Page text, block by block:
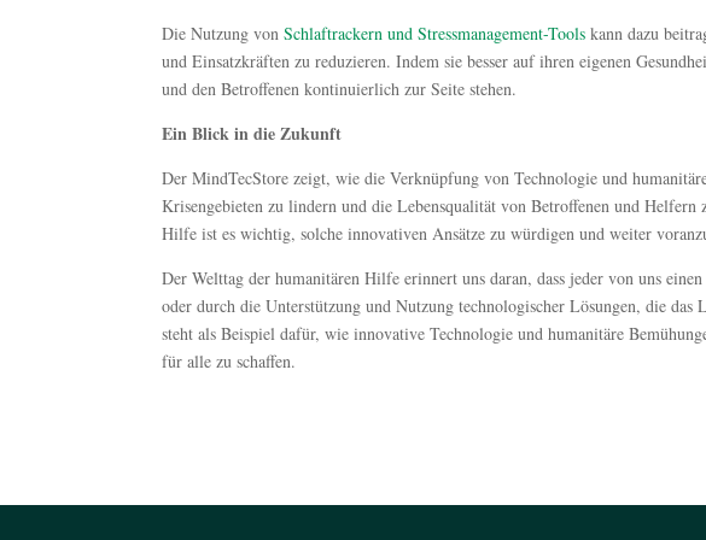
Die Nutzung vonSchlaftrackern und Stressmanagement-Tools kann dazu
und Einsatzkräften zu reduzieren. Indem sie besser auf ihren eigenen
und den Betroffenen kontinuierlich zur Seite stehen.
Ein Blick in die Zukunft
Der MindTecStore zeigt, wie die Verknüpfung von Technologie und
Krisengebieten zu lindern und die Lebensqualität von Betroffenen und Helfern
Hilfe ist es wichtig, solche innovativen Ansätze zu würdigen und weiter
Der Welttag der humanitären Hilfe erinnert uns daran, dass jeder von uns
oder durch die Unterstützung und Nutzung technologischer Lösungen, die
steht als Beispiel dafür, wie innovative Technologie und humanitäre
für alle zu schaffen.